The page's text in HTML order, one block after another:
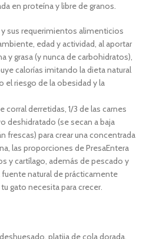
en proteína y libre de granos.
sus requerimientos alimenticios
edad y actividad, al aportar
y grasa (y nunca de carbohidratos),
calorías imitando la dieta natural
el riesgo de la obesidad y la
corral derretidas, 1/3 de las carnes
deshidratado (se secan a baja
frescas) para crear una concentrada
las proporciones de PresaEntera
y cartílago, además de pescado y
natural de prácticamente
gato necesita para crecer.
platija de cola dorada,